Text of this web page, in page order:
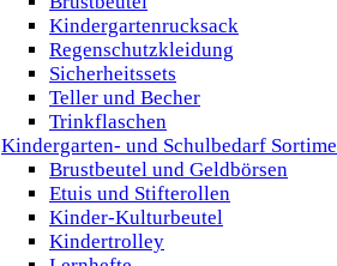
Kindergartenrucksack
Regenschutzkleidung
Sicherheitssets
Teller und Becher
Trinkflaschen
Kindergarten- und Schulbedarf
Brustbeutel und Geldbörsen
Etuis und Stifterollen
Kinder-Kulturbeutel
Kindertrolley